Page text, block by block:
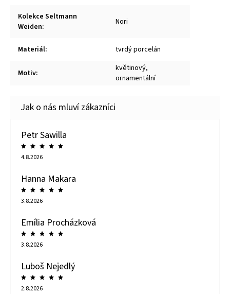
Kolekce Seltmann
Weiden: Nori
Materiál: tvrdý porcelán
Motiv:
květinový,
ornamentální
Petr Sawilla
4.8.2026
Hanna Makara
3.8.2026
Emília Procházková
3.8.2026
Luboš Nejedlý
2.8.2026